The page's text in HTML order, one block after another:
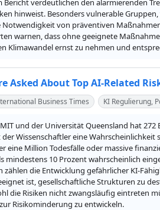
Bericht verdeutlichen den alarmierenden
hinweist. Besonders vulnerable
Notwendigkeit von präventiven
warnen, dass ohne geeignete
Klimawandel ernst zu nehmen und
Asked About Top AI-Related
Business Times KI Regulierung,
und der Universität Queensland hat
der Wissenschaftler eine
eine Million Todesfälle oder massive
mindestens 10 Prozent wahrscheinlich
zählen die Entwicklung gefährlicher KI-
ist, gesellschaftliche Strukturen zu
die Risiken nicht zwangsläufig eintreten
Risikominderung zu entwickeln.